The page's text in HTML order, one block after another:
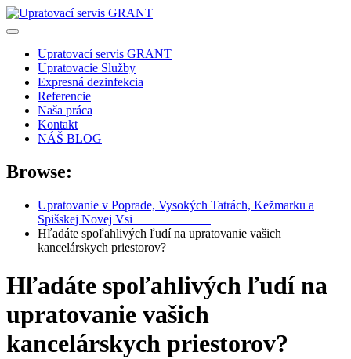
Skip
to
Upratovací servis GRANT
Upratovacie Služby
Expresná dezinfekcia
Referencie
Naša práca
Kontakt
NÁŠ BLOG
Browse:
Upratovanie v Poprade, Vysokých Tatrách, Kežmarku a
Spišskej Novej Vsi
Hľadáte spoľahlivých ľudí na upratovanie vašich
kancelárskych priestorov?
Hľadáte spoľahlivých ľudí na
upratovanie vašich
kancelárskych priestorov?